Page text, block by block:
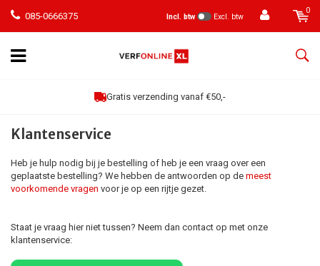
085-0666375 Incl. btw Excl. btw
0
Gratis verzending vanaf €50,-
Klantenservice
Heb je hulp nodig bij je bestelling of heb je een vraag over een
geplaatste bestelling? We hebben de antwoorden op de meest
voorkomende vragen voor je op een rijtje gezet.
Staat je vraag hier niet tussen? Neem dan contact op met onze
klantenservice: